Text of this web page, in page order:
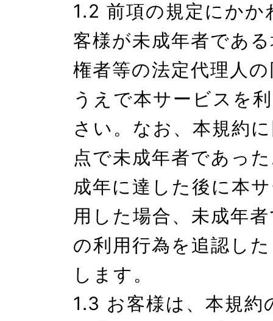
1.2 前項の規定にかか
客様が未成年者であ
権者等の法定代理人
うえで本サービスを
さい。なお、本規約
点で未成年者であっ
成年に達した後に本
用した場合、未成年
の利用行為を追認し
します。
1.3 お客様は、本規約